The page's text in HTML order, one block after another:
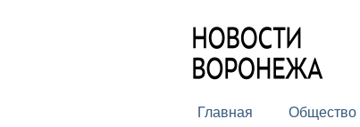
Главная Общество